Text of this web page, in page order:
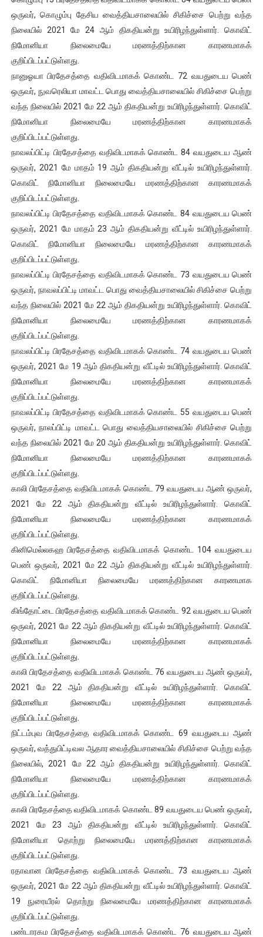
ஒருவர், கொழும்பு தேசிய வைத்தியசாலையில் சிகிச்சை பெற்று வந்த
நிலையில் 2021 மே 24 ஆம் திகதியன்று உயிரிழந்துள்ளார். கொவிட்
நிமோனியா நிலைமையே மரணத்திற்கான காரணமாகக்
குறிப்பிடப்பட்டுள்ளது.
நானுஓயா பிரதேசத்தை வதிவிடமாகக் கொண்ட 72 வயதுடைய பெண்
ஒருவர், நுவரெலியா மாவட்ட பொது வைத்தியசாலையில் சிகிச்சை பெற்று
வந்த நிலையில் 2021 மே 22 ஆம் திகதியன்று உயிரிழந்துள்ளார். கொவிட்
நிமோனியா நிலைமையே மரணத்திற்கான காரணமாகக்
குறிப்பிடப்பட்டுள்ளது.
நாவலப்பிட்டி பிரதேசத்தை வதிவிடமாகக் கொண்ட 84 வயதுடைய ஆண்
ஒருவர், 2021 மே மாதம் 19 ஆம் திகதியன்று வீட்டில் உயிரிழந்துள்ளார்.
கொவிட் நிமோனியா நிலைமையே மரணத்திற்கான காரணமாகக்
குறிப்பிடப்பட்டுள்ளது.
நாவலப்பிட்டி பிரதேசத்தை வதிவிடமாகக் கொண்ட 84 வயதுடைய பெண்
ஒருவர், 2021 மே மாதம் 23 ஆம் திகதியன்று வீட்டில் உயிரிழந்துள்ளார்.
கொவிட் நிமோனியா நிலைமையே மரணத்திற்கான காரணமாகக்
குறிப்பிடப்பட்டுள்ளது.
நாவலப்பிட்டி பிரதேசத்தை வதிவிடமாகக் கொண்ட 73 வயதுடைய பெண்
ஒருவர், நாவலப்பிட்டி மாவட்ட பொது வைத்தியசாலையில் சிகிச்சை பெற்று
வந்த நிலையில் 2021 மே 22 ஆம் திகதியன்று உயிரிழந்துள்ளார். கொவிட்
நிமோனியா நிலைமையே மரணத்திற்கான காரணமாகக்
குறிப்பிடப்பட்டுள்ளது.
நாவலப்பிட்டி பிரதேசத்தை வதிவிடமாகக் கொண்ட 74 வயதுடைய பெண்
ஒருவர், 2021 மே 19 ஆம் திகதியன்று வீட்டில் உயிரிழந்துள்ளார். கொவிட்
நிமோனியா நிலைமையே மரணத்திற்கான காரணமாகக்
குறிப்பிடப்பட்டுள்ளது.
நாவலப்பிட்டி பிரதேசத்தை வதிவிடமாகக் கொண்ட 55 வயதுடைய பெண்
ஒருவர், நாலப்பிட்டி மாவட்ட பொது வைத்தியசாலையில் சிகிச்சை பெற்று
வந்த நிலையில் 2021 மே 20 ஆம் திகதியன்று உயிரிழந்துள்ளார். கொவிட்
நிமோனியா நிலைமையே மரணத்திற்கான காரணமாகக்
குறிப்பிடப்பட்டுள்ளது.
காலி பிரதேசத்தை வதிவிடமாகக் கொண்ட 79 வயதுடைய ஆண் ஒருவர்,
2021 மே 22 ஆம் திகதியன்று வீட்டில் உயிரிழந்துள்ளார். கொவிட்
நிமோனியா நிலைமையே மரணத்திற்கான காரணமாகக்
குறிப்பிடப்பட்டுள்ளது.
கினிமெல்லகஹ பிரதேசத்தை வதிவிடமாகக் கொண்ட 104 வயதுடைய
பெண் ஒருவர், 2021 மே 22 ஆம் திகதியன்று வீட்டில் உயிரிழந்துள்ளார்.
கொவிட் நிமோனியா நிலைமையே மரணத்திற்கான காரணமாக
குறிப்பிடப்பட்டுள்ளது.
கிங்தோட்டை பிரதேசத்தை வதிவிடமாகக் கொண்ட 92 வயதுடைய பெண்
ஒருவர், 2021 மே 22 ஆம் திகதியன்று வீட்டில் உயிரிழந்துள்ளார். கொவிட்
நிமோனியா நிலைமையே மரணத்திற்கான காரணமாகக்
குறிப்பிடப்பட்டுள்ளது.
காலி பிரதேசத்தை வதிவிடமாகக் கொண்ட 76 வயதுடைய ஆண் ஒருவர்,
2021 மே 22 ஆம் திகதியன்று வீட்டில் உயிரிழந்துள்ளார். கொவிட்
நிமோனியா நிலைமையே மரணத்திற்கான காரணமாகக்
குறிப்பிடப்பட்டுள்ளது.
நிட்டம்புவ பிரதேசத்தை வதிவிடமாகக் கொண்ட 69 வயதுடைய ஆண்
ஒருவர், வத்துபிட்டிவல ஆதார வைத்தியசாலையில் சிகிச்சை பெற்று வந்த
நிலையில், 2021 மே 22 ஆம் திகதியன்று உயிரிழந்துள்ளார். கொவிட்
நிமோனியா நிலைமையே மரணத்திற்கான காரணமாகக்
குறிப்பிடப்பட்டுள்ளது.
காலி பிரதேசத்தை வதிவிடமாகக் கொண்ட 89 வயதுடைய பெண் ஒருவர்,
2021 மே 23 ஆம் திகதியன்று வீட்டில் உயிரிழந்துள்ளார். கொவிட்
நிமோனியா தொற்று நிலைமையே மரணத்திற்கான காரணமாகக்
குறிப்பிடப்பட்டுள்ளது.
ரதாவான பிரதேசத்தை வதிவிடமாகக் கொண்ட 73 வயதுடைய ஆண்
ஒருவர், 2021 மே 22 ஆம் திகதியன்று வீட்டில் உயிரிழந்துள்ளார். கொவிட்
19 நுரையீரல் தொற்று நிலைமையே மரணத்திற்கான காரணமாகக்
குறிப்பிடப்பட்டுள்ளது.
பண்டாரகம பிரதேசத்தை வதிவிடமாகக் கொண்ட 76 வயதுடைய ஆண்